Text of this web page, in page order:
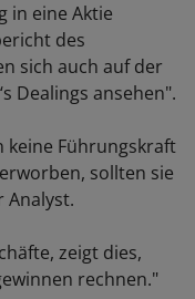
in eine Aktie
des
sich auch auf der
Dealings ansehen".
keine Führungskraft
sollten sie
Analyst.
zeigt dies,
rechnen."